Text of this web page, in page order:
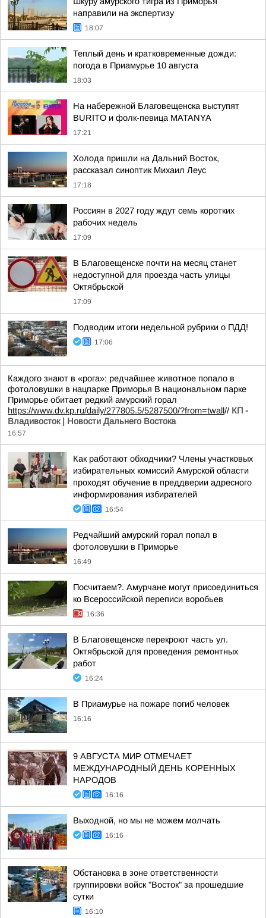
направили на экспертизу
18:07
Теплый день и кратковременные дожди:
погода в Приамурье 10 августа
18:03
На набережной Благовещенска выступят
BURITO и фолк-певица MATANYA
17:21
Холода пришли на Дальний Восток,
рассказал синоптик Михаил Леус
17:18
Россиян в 2027 году ждут семь коротких
рабочих недель
17:09
В Благовещенске почти на месяц станет
недоступной для проезда часть улицы
Октябрьской
17:09
Подводим итоги недельной рубрики о ПДД!
17:06
Каждого знают в «рога»: редчайшее животное попало в
фотоловушки в нацпарке Приморья В национальном парке
Приморье обитает редкий амурский горал
https://www.dv.kp.ru/daily/277805.5/5287500/?from=twall// КП -
Владивосток | Новости Дальнего Востока
16:57
Как работают обходчики? Члены участковых
избирательных комиссий Амурской области
проходят обучение в преддверии адресного
информирования избирателей
16:54
Редчайший амурский горал попал в
фотоловушки в Приморье
16:49
Посчитаем?. Амурчане могут присоединиться
ко Всероссийской переписи воробьев
16:36
В Благовещенске перекроют часть ул.
Октябрьской для проведения ремонтных
работ
16:24
В Приамурье на пожаре погиб человек
16:16
9 АВГУСТА МИР ОТМЕЧАЕТ
МЕЖДУНАРОДНЫЙ ДЕНЬ КОРЕННЫХ
НАРОДОВ
16:16
Выходной, но мы не можем молчать
16:16
Обстановка в зоне ответственности
группировки войск "Восток" за прошедшие
сутки
16:10